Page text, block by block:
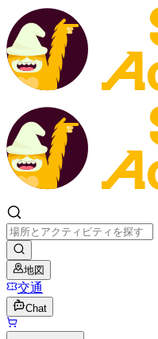
地図
交通
Chat